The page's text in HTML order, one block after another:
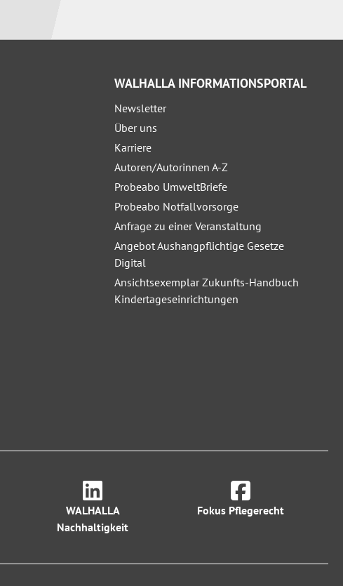
WALHALLA INFORMATIONSPORTAL
Newsletter
Über uns
Karriere
Autoren/Autorinnen A-Z
Probeabo UmweltBriefe
Probeabo Notfallvorsorge
Anfrage zu einer Veranstaltung
Angebot Aushangpflichtige Gesetze
Digital
Ansichtsexemplar Zukunfts-Handbuch
Kindertageseinrichtungen
WALHALLA
Nachhaltigkeit
Fokus Pflegerecht